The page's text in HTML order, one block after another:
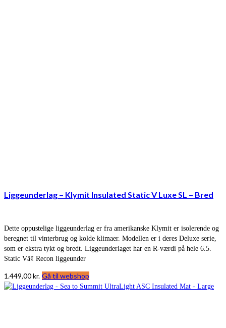
Liggeunderlag – Klymit Insulated Static V Luxe SL – Bred
Dette oppustelige liggeunderlag er fra amerikanske Klymit er isolerende og
beregnet til vinterbrug og kolde klimaer. Modellen er i deres Deluxe serie,
som er ekstra tykt og bredt. Liggeunderlaget har en R-værdi på hele 6.5.
Static Vâ¢ Recon liggeunder
1.449,00kr. Gå til webshop